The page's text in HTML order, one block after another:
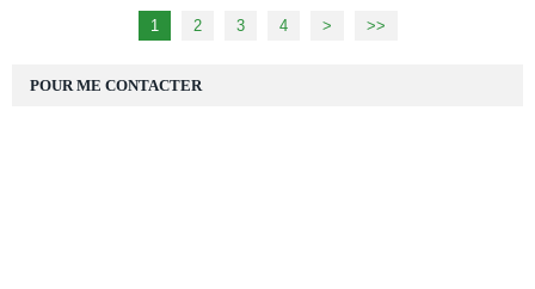
1 2 3 4 > >>
POUR ME CONTACTER